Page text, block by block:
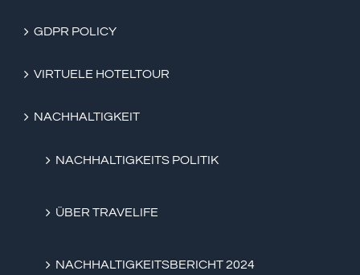
GDPR POLICY
VIRTUELE HOTELTOUR
NACHHALTIGKEIT
NACHHALTIGKEITS POLITIK
ÜBER TRAVELIFE
NACHHALTIGKEITSBERICHT 2024